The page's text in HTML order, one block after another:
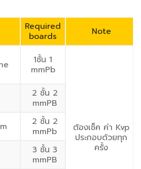
Required
boards
Note
1ชั้น 1
mmPb
ต้องเช็ค ค่า Kvp
ประกอบด้วยทุก
ครั้ง
2 ชั้น 2
mmPB
2 ชั้น 2
mmPb
3 ชั้น 3
mmPB